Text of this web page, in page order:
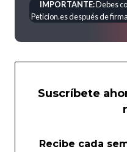
IMPORTANTE:Debes
Peticion.es después de
Suscríbete
Recibe cada